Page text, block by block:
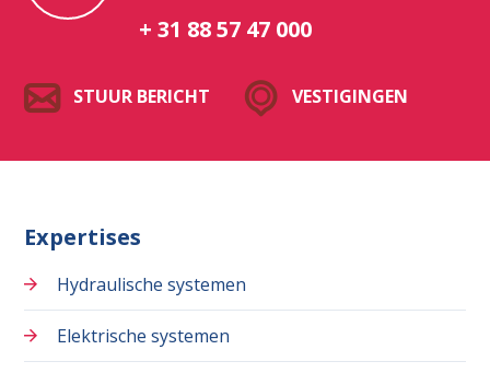
+ 31 88 57 47 000
STUUR BERICHT VESTIGINGEN
Expertises
Hydraulische systemen
Elektrische systemen